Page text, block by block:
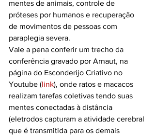
mentes de animais, controle de
próteses por humanos e recuperação
de movimentos de pessoas com
paraplegia severa.
Vale a pena conferir um trecho da
conferência gravado por Arnaut, na
página do Esconderijo Criativo no
Youtube (link), onde ratos e macacos
realizam tarefas coletivas tendo suas
mentes conectadas à distância
(eletrodos capturam a atividade cerebral
que é transmitida para os demais